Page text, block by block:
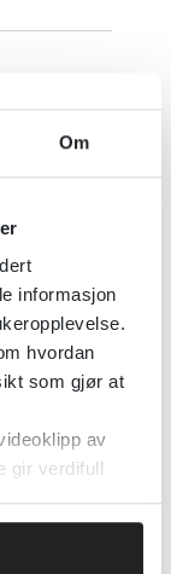
Om
informasjon
hvordan
som gjør at
av
gir verdifull
2024
2024
til